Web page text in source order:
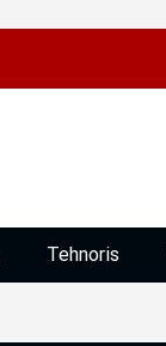
Tehnoris